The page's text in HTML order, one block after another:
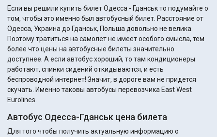
Если вы решили купить билет Одесса - Гданськ то подумайте о
том, чтобы это именно был автобусный билет. Расстояние от
Одесса, Украина до Гданськ, Польша довольно не велика.
Поэтому тратиться на самолет не имеет особого смысла, тем
более что цены на автобусные билеты значительно
доступнее. А если автобус хороший, то там кондиционеры
работают, спинки сидений откидываются, и есть
беспроводной интернет! Значит, в дороге вам не придется
скучать. Именно таковы автобусы перевозчика East West
Eurolines.
Автобус Одесса-Гданськ цена билета
Для того чтобы получить актуальную информацию о